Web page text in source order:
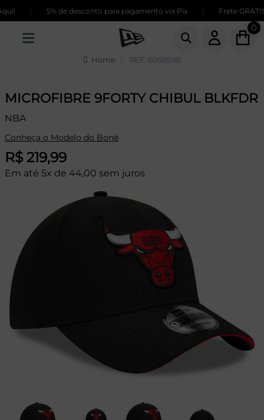
5% de desconto para pagamento via Pix Frete
0
Home REF: 60595181
MICROFIBRE 9FORTY CHIBUL BLKFDR
NBA
Conheça o Modelo do Boné
R$ 219,99
Em até 5x de 44,00 sem juros